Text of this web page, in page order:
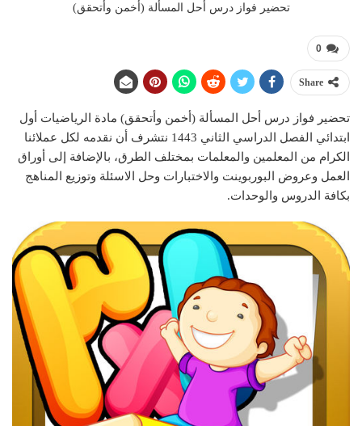
تحضير فواز درس أحل المسألة (أخمن وأتحقق)
0
Share
تحضير فواز درس أحل المسألة (أخمن وأتحقق) مادة الرياضيات أول
ابتدائي الفصل الدراسي الثاني 1443 نتشرف أن نقدمه لكل عملائنا
الكرام من المعلمين والمعلمات بمختلف الطرق، بالإضافة إلى أوراق
العمل وعروض البوربوينت والاختبارات وحل الاسئلة وتوزيع المناهج
بكافة الدروس والوحدات.